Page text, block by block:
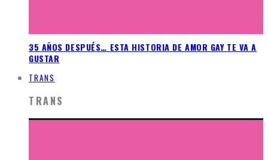
35 AÑOS DESPUÉS… ESTA HISTORIA DE AMOR GAY TE VA A
GUSTAR
TRANS
TRANS